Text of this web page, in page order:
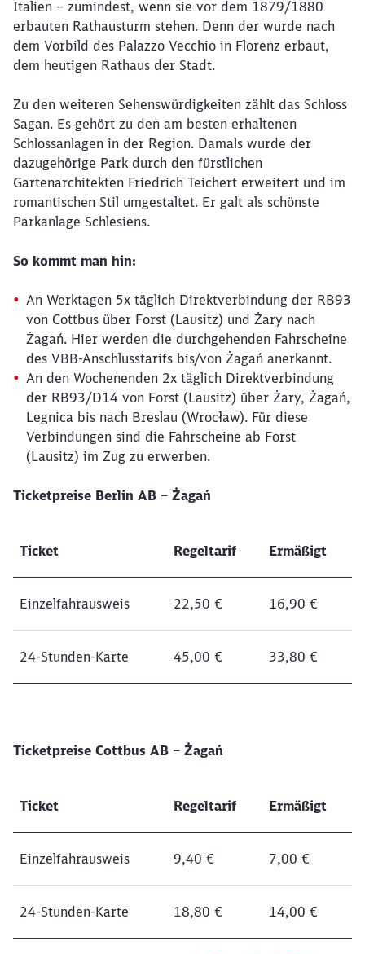
Italien – zumindest, wenn sie vor dem 1879/1880
erbauten Rathausturm stehen. Denn der wurde nach
dem Vorbild des Palazzo Vecchio in Florenz erbaut,
dem heutigen Rathaus der Stadt.
Zu den weiteren Sehenswürdigkeiten zählt das Schloss
Sagan. Es gehört zu den am besten erhaltenen
Schlossanlagen in der Region. Damals wurde der
dazugehörige Park durch den fürstlichen
Gartenarchitekten Friedrich Teichert erweitert und im
romantischen Stil umgestaltet. Er galt als schönste
Parkanlage Schlesiens.
So kommt man hin:
An Werktagen 5x täglich Direktverbindung der RB93
von Cottbus über Forst (Lausitz) und Żary nach
Żagań. Hier werden die durchgehenden Fahrscheine
des VBB-Anschlusstarifs bis/von Żagań anerkannt.
An den Wochenenden 2x täglich Direktverbindung
der RB93/D14 von Forst (Lausitz) über Żary, Żagań,
Legnica bis nach Breslau (Wrocław). Für diese
Verbindungen sind die Fahrscheine ab Forst
(Lausitz) im Zug zu erwerben.
Ticketpreise Berlin AB – Żagań
Ticket Regeltarif Ermäßigt
Einzelfahrausweis 22,50 € 16,90 €
24-Stunden-Karte 45,00 € 33,80 €
Ticketpreise Cottbus AB – Żagań
Ticket Regeltarif Ermäßigt
Einzelfahrausweis 9,40 € 7,00 €
24-Stunden-Karte 18,80 € 14,00 €
Möchten Sie zuweitergeleitet
werden?
Abbrechen Weiter